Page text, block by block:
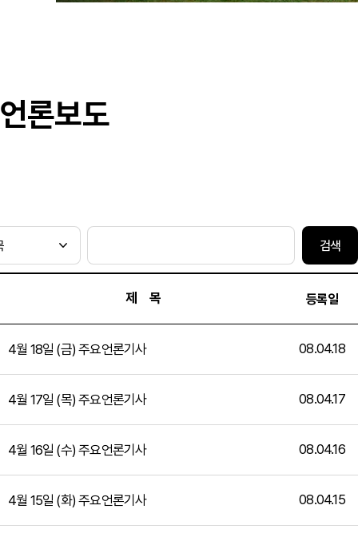
언론보도
제 목 등록일
4월 18일 (금) 주요언론기사 08.04.18
4월 17일 (목) 주요언론기사 08.04.17
4월 16일 (수) 주요언론기사 08.04.16
4월 15일 (화) 주요언론기사 08.04.15
검색